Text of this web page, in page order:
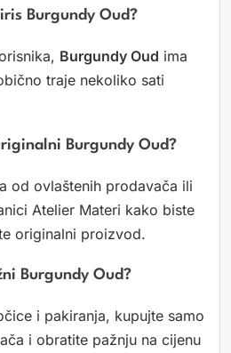
Burgundy Oud?
Burgundy Oud ima
traje nekoliko sati
Burgundy Oud?
od ovlaštenih prodavača ili
Atelier Materi kako biste
originalni proizvod.
Burgundy Oud?
i pakiranja, kupujte samo
i obratite pažnju na cijenu